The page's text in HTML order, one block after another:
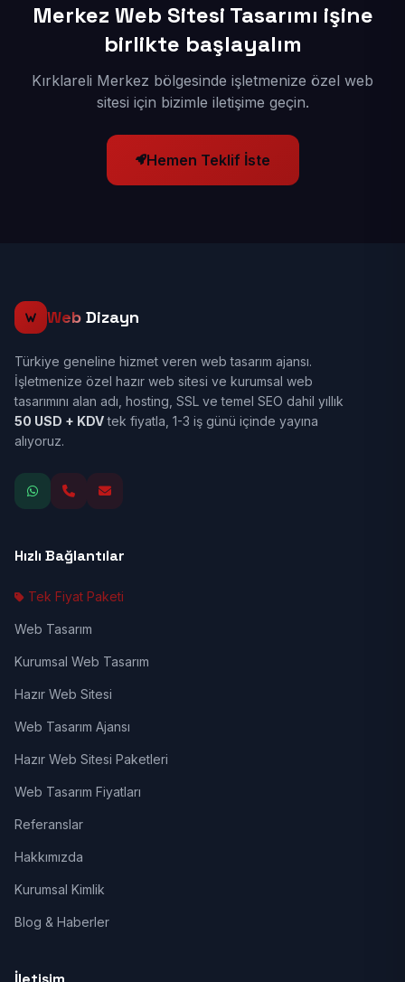
Merkez Web Sitesi Tasarımı işine
birlikte başlayalım
Kırklareli Merkez bölgesinde işletmenize özel web
sitesi için bizimle iletişime geçin.
Hemen Teklif İste
Web Dizayn
Türkiye geneline hizmet veren web tasarım ajansı.
İşletmenize özel hazır web sitesi ve kurumsal web
tasarımını alan adı, hosting, SSL ve temel SEO dahil yıllık
50 USD + KDVtek fiyatla, 1-3 iş günü içinde yayına
alıyoruz.
Hızlı Bağlantılar
Tek Fiyat Paketi
Web Tasarım
Kurumsal Web Tasarım
Hazır Web Sitesi
Web Tasarım Ajansı
Hazır Web Sitesi Paketleri
Web Tasarım Fiyatları
Referanslar
Hakkımızda
Kurumsal Kimlik
Blog & Haberler